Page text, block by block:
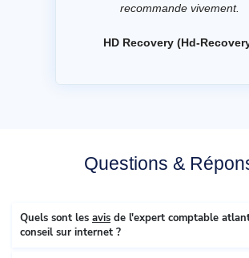
recommande vivement.
HD Recovery (Hd-
Questions &
Quels sont les avis de l'expert comptable
conseil sur internet ?